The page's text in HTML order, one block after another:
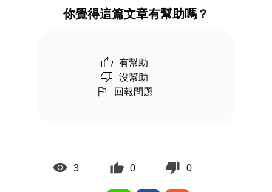
你覺得這篇文章有幫助嗎？
有幫助
沒幫助
回報問題
3 0 0